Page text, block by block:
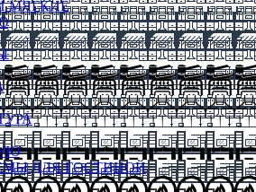
МЯГКИЕ
ДЛЯ ГОСТИНОЙ